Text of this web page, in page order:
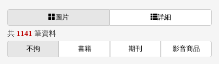
圖片 詳細
共 1141 筆資料
不拘 書籍 期刊 影音商品